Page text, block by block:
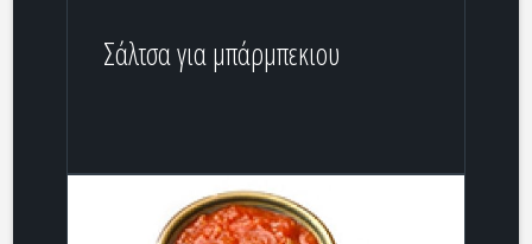
Σάλτσα για μπάρμπεκιου